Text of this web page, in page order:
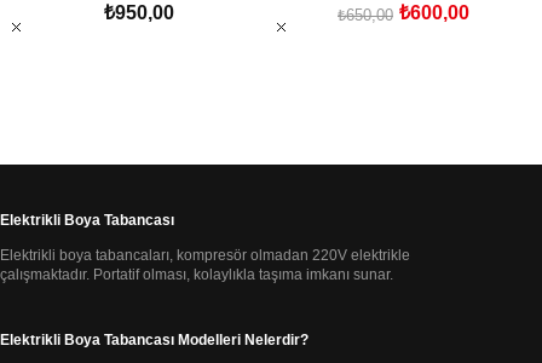
₺950,00
(Meme)
₺600,00
₺650,00
Elektrikli Boya Tabancası
Elektrikli boya tabancaları, kompresör olmadan 220V elektrikle
çalışmaktadır. Portatif olması, kolaylıkla taşıma imkanı sunar.
Elektrikli Boya Tabancası Modelleri Nelerdir?